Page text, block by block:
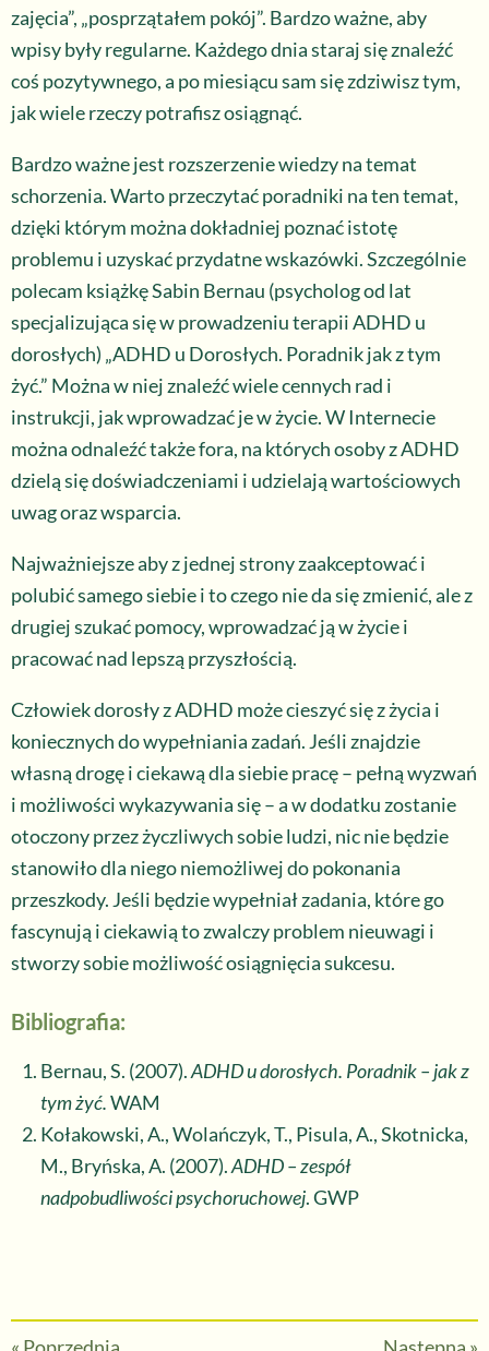
zajęcia”, „posprzątałem pokój”. Bardzo ważne, aby
wpisy były regularne. Każdego dnia staraj się znaleźć
coś pozytywnego, a po miesiącu sam się zdziwisz tym,
jak wiele rzeczy potrafisz osiągnąć.
Bardzo ważne jest rozszerzenie wiedzy na temat
schorzenia. Warto przeczytać poradniki na ten temat,
dzięki którym można dokładniej poznać istotę
problemu i uzyskać przydatne wskazówki. Szczególnie
polecam książkę Sabin Bernau (psycholog od lat
specjalizująca się w prowadzeniu terapii ADHD u
dorosłych) „ADHD u Dorosłych. Poradnik jak z tym
żyć.” Można w niej znaleźć wiele cennych rad i
instrukcji, jak wprowadzać je w życie. W Internecie
można odnaleźć także fora, na których osoby z ADHD
dzielą się doświadczeniami i udzielają wartościowych
uwag oraz wsparcia.
Najważniejsze aby z jednej strony zaakceptować i
polubić samego siebie i to czego nie da się zmienić, ale z
drugiej szukać pomocy, wprowadzać ją w życie i
pracować nad lepszą przyszłością.
Człowiek dorosły z ADHD może cieszyć się z życia i
koniecznych do wypełniania zadań. Jeśli znajdzie
własną drogę i ciekawą dla siebie pracę – pełną wyzwań
i możliwości wykazywania się – a w dodatku zostanie
otoczony przez życzliwych sobie ludzi, nic nie będzie
stanowiło dla niego niemożliwej do pokonania
przeszkody. Jeśli będzie wypełniał zadania, które go
fascynują i ciekawią to zwalczy problem nieuwagi i
stworzy sobie możliwość osiągnięcia sukcesu.
Bibliografia:
Bernau, S. (2007).ADHD u dorosłych. Poradnik – jak z
tym żyć.WAM
Kołakowski, A., Wolańczyk, T., Pisula, A., Skotnicka,
M., Bryńska, A. (2007).ADHD – zespół
nadpobudliwości psychoruchowej. GWP